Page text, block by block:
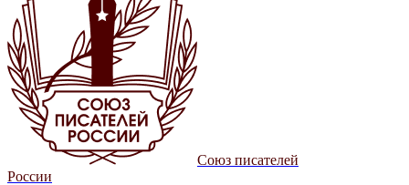
Союз писателей
России